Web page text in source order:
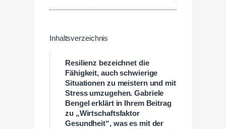
Inhaltsverzeichnis
Resilienz bezeichnet die
Fähigkeit, auch schwierige
Situationen zu meistern und mit
Stress umzugehen. Gabriele
Bengel erklärt in Ihrem Beitrag
zu „Wirtschaftsfaktor
Gesundheit“, was es mit der